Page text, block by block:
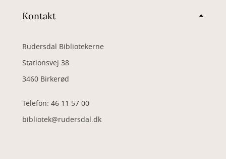
Kontakt
Rudersdal Bibliotekerne
Stationsvej 38
3460 Birkerød
Telefon: 46 11 57 00
bibliotek@rudersdal.dk